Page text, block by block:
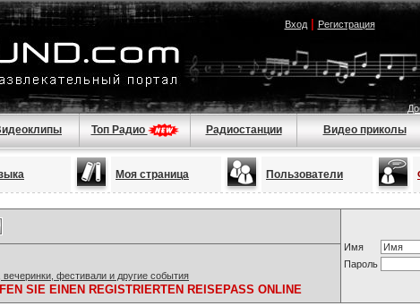
Вход| Регистрация
Топ Радио Радиостанции Видео приколы
Моя страница Пользователи
Имя
Пароль
вечеринки, фестивали и другие события
SIE EINEN REGISTRIERTEN REISEPASS ONLINE